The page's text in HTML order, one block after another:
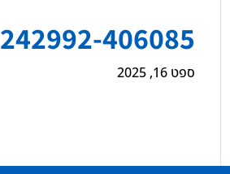
242992-406085
ספט 16, 2025